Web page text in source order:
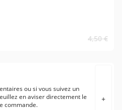
4,50 €
ou si vous suivez un
en aviser directement le
commande.
+